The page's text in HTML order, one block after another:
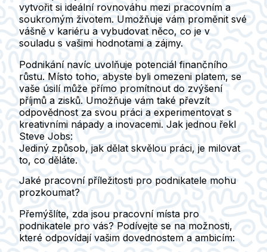
vytvořit si ideální rovnováhu mezi pracovním a
soukromým životem. Umožňuje vám proměnit své
vášně v kariéru a vybudovat něco, co je v
souladu s vašimi hodnotami a zájmy.
Podnikání navíc uvolňuje potenciál finančního
růstu. Místo toho, abyste byli omezeni platem, se
vaše úsilí může přímo promítnout do zvýšení
příjmů a zisků. Umožňuje vám také převzít
odpovědnost za svou práci a experimentovat s
kreativními nápady a inovacemi. Jak jednou řekl
Steve Jobs:
Jediný způsob, jak dělat skvělou práci, je milovat
to, co děláte.
Jaké pracovní příležitosti pro podnikatele mohu
prozkoumat?
Přemýšlíte, zda jsou pracovní místa pro
podnikatele pro vás? Podívejte se na možnosti,
které odpovídají vašim dovednostem a ambicím: